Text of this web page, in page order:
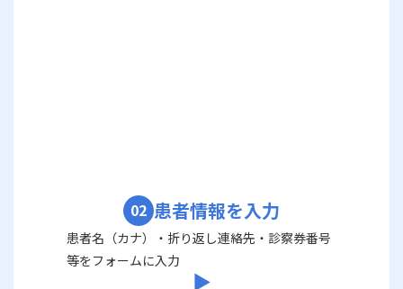
02 患者情報を入力
患者名（カナ）・折り返し連絡先・診察券番号
等をフォームに入力